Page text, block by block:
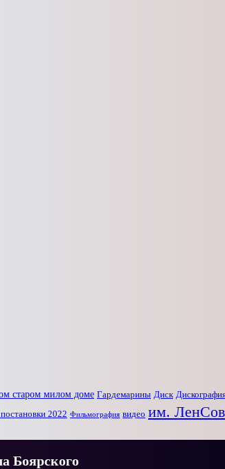
старом милом доме Гардемарины Диск
2022 Фильмография видео им.
Боярского